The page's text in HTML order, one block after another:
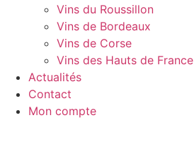
Vins du Roussillon
Vins de Bordeaux
Vins de Corse
Vins des Hauts de France
Actualités
Contact
Mon compte